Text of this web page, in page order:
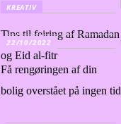
KREATIV
Tips til fejring af Ramadan
og Eid al-fitr
22/10/2022
Få rengøringen af din
bolig overstået på ingen tid